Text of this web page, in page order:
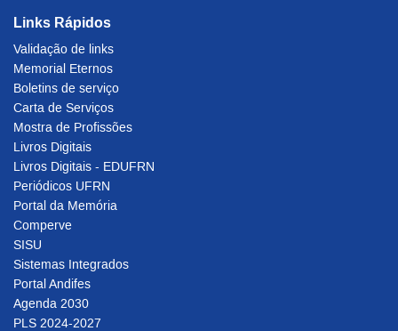
Links Rápidos
Validação de links
Memorial Eternos
Boletins de serviço
Carta de Serviços
Mostra de Profissões
Livros Digitais
Livros Digitais - EDUFRN
Periódicos UFRN
Portal da Memória
Comperve
SISU
Sistemas Integrados
Portal Andifes
Agenda 2030
PLS 2024-2027